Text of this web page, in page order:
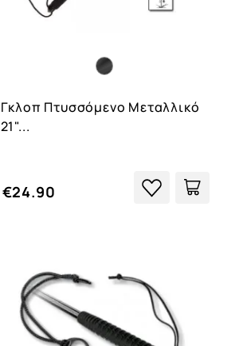
Γκλοπ Πτυσσόμενο Μεταλλικό
21"...
€24.90